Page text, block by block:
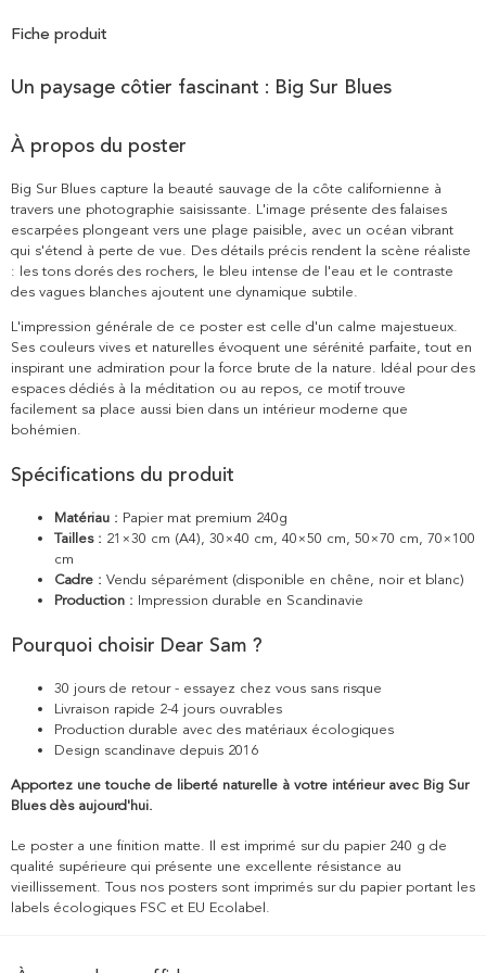
Fiche produit
Un paysage côtier fascinant : Big Sur Blues
À propos du poster
Big Sur Blues capture la beauté sauvage de la côte californienne à
travers une photographie saisissante. L'image présente des falaises
escarpées plongeant vers une plage paisible, avec un océan vibrant
qui s'étend à perte de vue. Des détails précis rendent la scène réaliste
: les tons dorés des rochers, le bleu intense de l'eau et le contraste
des vagues blanches ajoutent une dynamique subtile.
L'impression générale de ce poster est celle d'un calme majestueux.
Ses couleurs vives et naturelles évoquent une sérénité parfaite, tout en
inspirant une admiration pour la force brute de la nature. Idéal pour des
espaces dédiés à la méditation ou au repos, ce motif trouve
facilement sa place aussi bien dans un intérieur moderne que
bohémien.
Spécifications du produit
Matériau : Papier mat premium 240g
Tailles : 21×30 cm (A4), 30×40 cm, 40×50 cm, 50×70 cm, 70×100
cm
Cadre : Vendu séparément (disponible en chêne, noir et blanc)
Production : Impression durable en Scandinavie
Pourquoi choisir Dear Sam ?
30 jours de retour - essayez chez vous sans risque
Livraison rapide 2-4 jours ouvrables
Production durable avec des matériaux écologiques
Design scandinave depuis 2016
Apportez une touche de liberté naturelle à votre intérieur avec Big Sur
Blues dès aujourd'hui.
Le poster a une finition matte. Il est imprimé sur du papier 240 g de
qualité supérieure qui présente une excellente résistance au
vieillissement. Tous nos posters sont imprimés sur du papier portant les
labels écologiques FSC et EU Ecolabel.